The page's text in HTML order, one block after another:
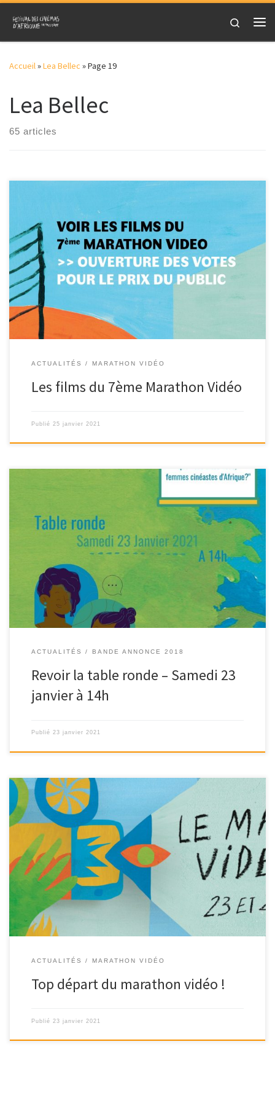
Skip to content
Search
Accueil»Lea Bellec »Page 19
Lea Bellec
65 articles
Le 23 et 24 janvier 2021 a eu lieu le 7ème marathon vidéo. Le
principe […]
ACTUALITÉS MARATHON VIDÉO
Les films du 7ème Marathon Vidéo
Publié 25 janvier 2021
« Que nous disent-elles, que nous dites-vous, femmes cinéastes
d’Afrique? » > > Table ronde du samedi 23 […]
ACTUALITÉS BANDE ANNONCE 2018
Revoir la table ronde – Samedi 23
janvier à 14h
Publié 23 janvier 2021
ACTUALITÉS MARATHON VIDÉO
Top départ du marathon vidéo !
Publié 23 janvier 2021